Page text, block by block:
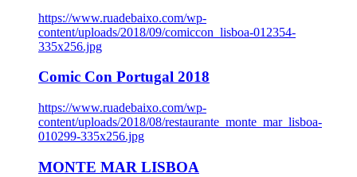
https://www.ruadebaixo.com/wp-
content/uploads/2018/09/comiccon_lisboa-012354-
335x256.jpg
Comic Con Portugal 2018
https://www.ruadebaixo.com/wp-
content/uploads/2018/08/restaurante_monte_mar_lisboa-
010299-335x256.jpg
MONTE MAR LISBOA